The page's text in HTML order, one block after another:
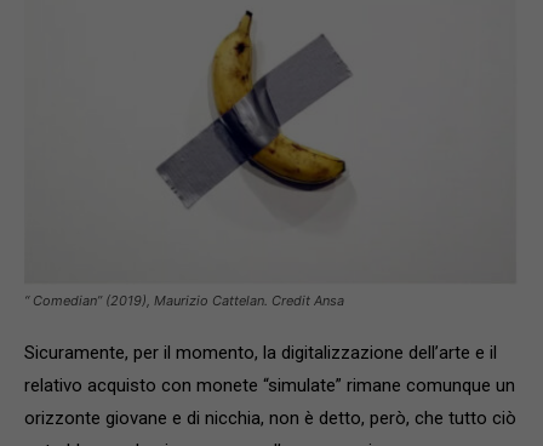
“ Comedian” (2019), Maurizio Cattelan. Credit Ansa
Sicuramente, per il momento, la digitalizzazione dell’arte e il
relativo acquisto con monete “simulate” rimane comunque un
orizzonte giovane e di nicchia, non è detto, però, che tutto ciò